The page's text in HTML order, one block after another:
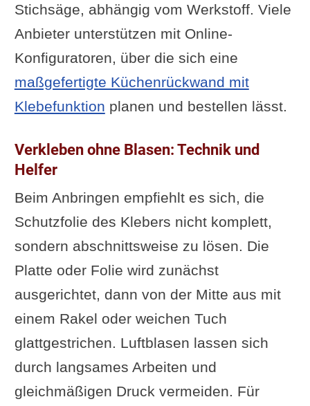
Stichsäge, abhängig vom Werkstoff. Viele
Anbieter unterstützen mit Online-
Konfiguratoren, über die sich eine
maßgefertigte Küchenrückwand mit
Klebefunktion planen und bestellen lässt.
Verkleben ohne Blasen: Technik und
Helfer
Beim Anbringen empfiehlt es sich, die
Schutzfolie des Klebers nicht komplett,
sondern abschnittsweise zu lösen. Die
Platte oder Folie wird zunächst
ausgerichtet, dann von der Mitte aus mit
einem Rakel oder weichen Tuch
glattgestrichen. Luftblasen lassen sich
durch langsames Arbeiten und
gleichmäßigen Druck vermeiden. Für